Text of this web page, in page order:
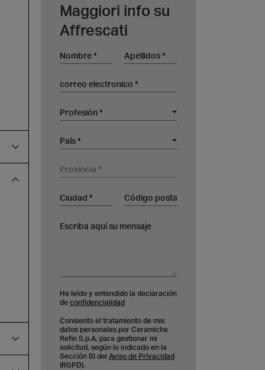
Maggiori info su
Affrescati
Nombre Apellidos
correo electronico
Profesión
Profesión *
Empresa
País
País *
Provincia
Ciudad Código postal
Escriba aquí su mensaje
He leído y entendido la declaración
de confidencialidad
Consiento el tratamiento de mis
datos personales por Ceramiche
Refin S.p.A. para gestionar mi
solicitud, según lo indicado en la
Sección B) del Aviso de Privacidad
(RGPD).